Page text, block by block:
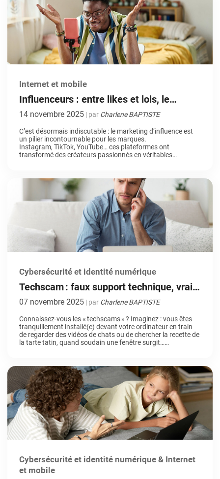
Internet et mobile
Influenceurs : entre likes et lois, le
nouveau visage du marketing d’influence
14 novembre 2025 | par Charlene BAPTISTE
C’est désormais indiscutable : le marketing d’influence est
un pilier incontournable pour les marques.
Instagram, TikTok, YouTube… ces plateformes ont
transformé des créateurs passionnés en véritables
Mais derrière les likes et les codes promo se cache une
réalité : ce secteur, longtemps peu encadré, connaît depuis
quelques temps un […]
Cybersécurité et identité numérique
Techscam : faux support technique, vraie
arnaque
07 novembre 2025 | par Charlene BAPTISTE
Connaissez-vous les « techscams » ? Imaginez : vous êtes
tranquillement installé(e) devant votre ordinateur en train
de regarder des vidéos de chats ou de chercher la recette de
la tarte tatin, quand soudain une fenêtre surgit…
danger et qu’il faut appeler […]
Cybersécurité et identité numérique & Internet
et mobile